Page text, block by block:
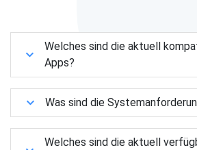
Welches sind die aktuell
Apps?
Was sind die
Welches sind die aktuell